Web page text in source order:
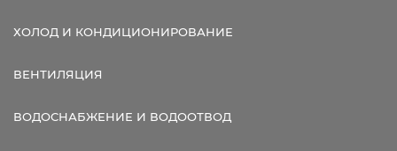
ХОЛОД И КОНДИЦИОНИРОВАНИЕ
ВЕНТИЛЯЦИЯ
ВОДОСНАБЖЕНИЕ И ВОДООТВОД